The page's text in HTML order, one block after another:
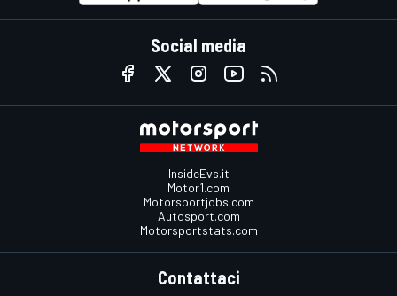
Social media
InsideEvs.it
Motor1.com
Motorsportjobs.com
Autosport.com
Motorsportstats.com
Contattaci